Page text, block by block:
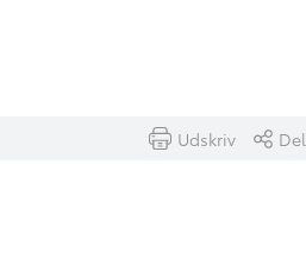
Udskriv Del